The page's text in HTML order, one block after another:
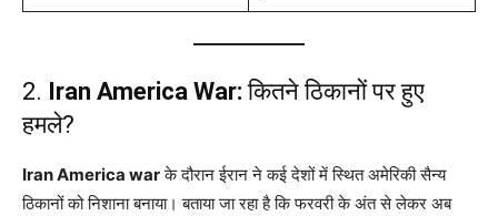
2. Iran America War: कितने ठिकानों पर हुए
हमले?
Iran America warके दौरान ईरान ने कई देशों में स्थित अमेरिकी सैन्य
ठिकानों को निशाना बनाया। बताया जा रहा है कि फरवरी के अंत से लेकर अब